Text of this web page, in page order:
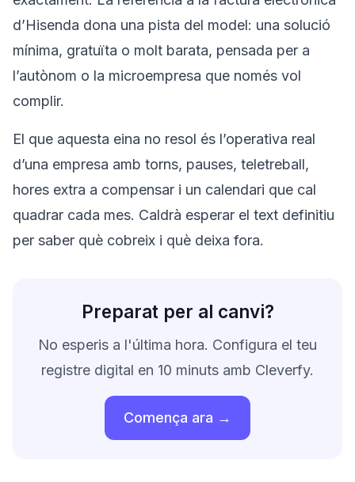
d’Hisenda dona una pista del model: una solució
mínima, gratuïta o molt barata, pensada per a
l’autònom o la microempresa que només vol
complir.
El que aquesta eina no resol és l’operativa real
d’una empresa amb torns, pauses, teletreball,
hores extra a compensar i un calendari que cal
quadrar cada mes. Caldrà esperar el text definitiu
per saber què cobreix i què deixa fora.
Preparat per al canvi?
No esperis a l'última hora. Configura el teu
registre digital en 10 minuts amb Cleverfy.
Comença ara →